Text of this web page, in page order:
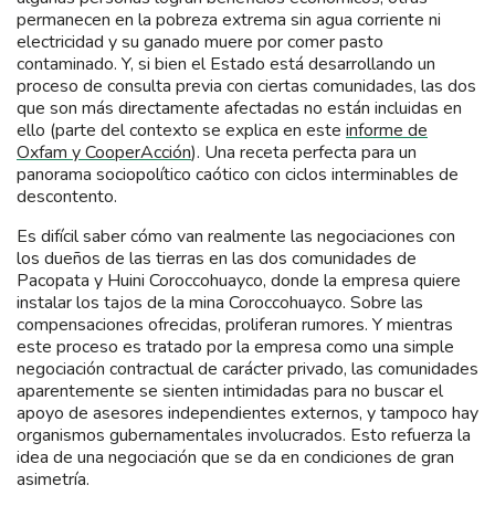
permanecen en la pobreza extrema sin agua corriente ni
electricidad y su ganado muere por comer pasto
contaminado. Y, si bien el Estado está desarrollando un
proceso de consulta previa con ciertas comunidades, las dos
que son más directamente afectadas no están incluidas en
ello (parte del contexto se explica en este informe de
Oxfam y CooperAcción). Una receta perfecta para un
panorama sociopolítico caótico con ciclos interminables de
descontento.
Es difícil saber cómo van realmente las negociaciones con
los dueños de las tierras en las dos comunidades de
Pacopata y Huini Coroccohuayco, donde la empresa quiere
instalar los tajos de la mina Coroccohuayco. Sobre las
compensaciones ofrecidas, proliferan rumores. Y mientras
este proceso es tratado por la empresa como una simple
negociación contractual de carácter privado, las comunidades
aparentemente se sienten intimidadas para no buscar el
apoyo de asesores independientes externos, y tampoco hay
organismos gubernamentales involucrados. Esto refuerza la
idea de una negociación que se da en condiciones de gran
asimetría.